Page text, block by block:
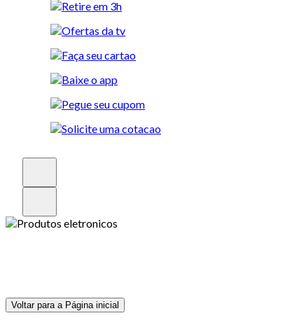
Voltar para a Página inicial